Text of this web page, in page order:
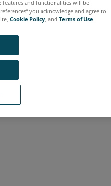
features and functionalities will be
you acknowledge and agree to
Cookie Policy , and Terms of Use.